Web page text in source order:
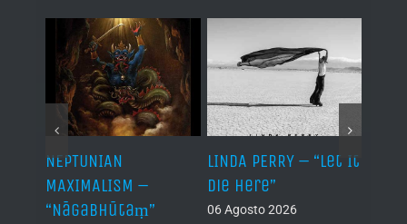
NEPTUNIAN
MAXIMALISM –
“Nāgabhūtaṃ”
LINDA PERRY – “Let It
Die Here”
06 Agosto 2026